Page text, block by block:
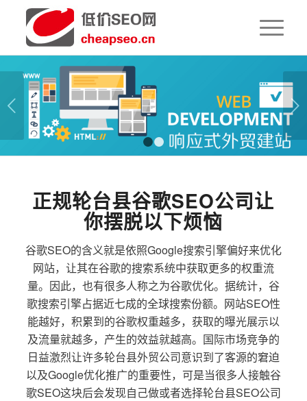
下一页
1 2
正规轮台县谷歌SEO公司让
你摆脱以下烦恼
谷歌SEO的含义就是依照Google搜索引擎偏好来优化
网站，让其在谷歌的搜索系统中获取更多的权重流
量。因此，也有很多人称之为谷歌优化。据统计，谷
歌搜索引擎占据近七成的全球搜索份额。网站SEO性
能越好，积累到的谷歌权重越多，获取的曝光展示以
及流量就越多，产生的效益就越高。国际市场竞争的
日益激烈让许多轮台县外贸公司意识到了客源的窘迫
以及Google优化推广的重要性，可是当很多人接触谷
歌SEO这块后会发现自己做或者选择轮台县SEO公司